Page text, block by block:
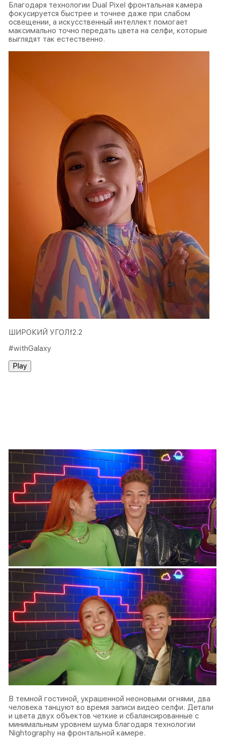
Благодаря технологии Dual Pixel фронтальная камера
фокусируется быстрее и точнее даже при слабом
освещении, а искусственный интеллект помогает
максимально точно передать цвета на селфи, которые
выглядят так естественно.
ШИРОКИЙ УГОЛf2.2
#withGalaxy
Play
В темной гостиной, украшенной неоновыми огнями, два
человека танцуют во время записи видео селфи. Детали
и цвета двух объектов четкие и сбалансированные с
минимальным уровнем шума благодаря технологии
Nightography на фронтальной камере.